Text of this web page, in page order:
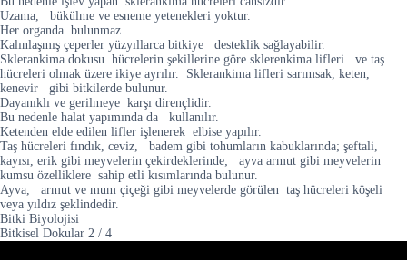
Uzama, bükülme ve esneme yetenekleri yoktur.
Her organda bulunmaz.
Kalınlaşmış çeperler yüzyıllarca bitkiye desteklik sağlayabilir.
Sklerankima dokusu hücrelerin şekillerine göre sklerenkima lifleri ve taş
hücreleri olmak üzere ikiye ayrılır. Sklerankima lifleri sarımsak, keten,
kenevir gibi bitkilerde bulunur.
Dayanıklı ve gerilmeye karşı dirençlidir.
Bu nedenle halat yapımında da kullanılır.
Ketenden elde edilen lifler işlenerek elbise yapılır.
Taş hücreleri fındık, ceviz, badem gibi tohumların kabuklarında; şeftali,
kayısı, erik gibi meyvelerin çekirdeklerinde; ayva armut gibi meyvelerin
kumsu özelliklere sahip etli kısımlarında bulunur.
Ayva, armut ve mum çiçeği gibi meyvelerde görülen taş hücreleri köşeli
veya yıldız şeklindedir.
Bitki Biyolojisi
Bitkisel Dokular 2 / 4